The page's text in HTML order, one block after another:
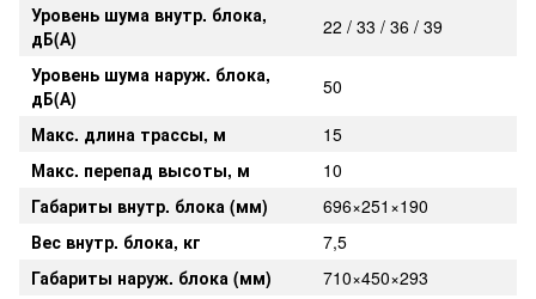
Уровень шума внутр. блока,
дБ(А)
22 / 33 / 36 / 39
Уровень шума наруж. блока,
дБ(А)
50
Макс. длина трассы, м
15
Макс. перепад высоты, м
10
Габариты внутр. блока (мм)
696×251×190
Вес внутр. блока, кг
7,5
Габариты наруж. блока (мм)
710×450×293